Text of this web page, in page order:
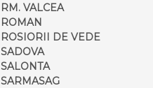
RM. VALCEA
ROMAN
ROSIORII DE VEDE
SADOVA
SALONTA
SARMASAG